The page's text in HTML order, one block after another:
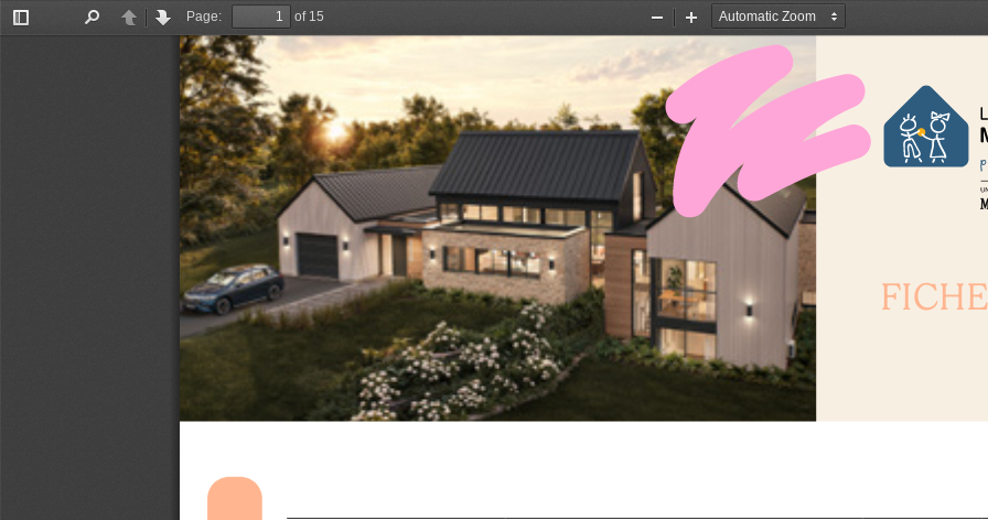
Toggle
PreviousNext
Page:
of 15
Zoom
Zoom